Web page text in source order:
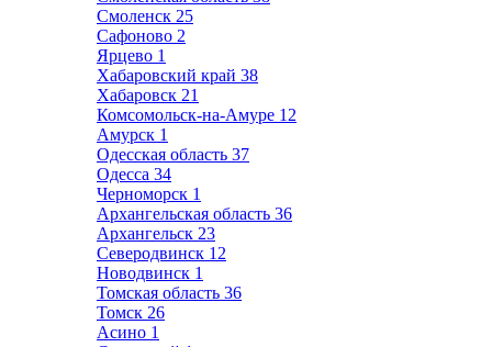
Смоленск 25
Сафоново 2
Ярцево 1
Хабаровский край 38
Хабаровск 21
Комсомольск-на-Амуре 12
Амурск 1
Одесская область 37
Одесса 34
Черноморск 1
Архангельская область 36
Архангельск 23
Северодвинск 12
Новодвинск 1
Томская область 36
Томск 26
Асино 1